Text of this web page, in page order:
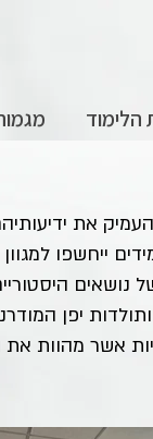
הלימוד
את
ייחשפו
הברית במאה ה19-
אשר מהוות את